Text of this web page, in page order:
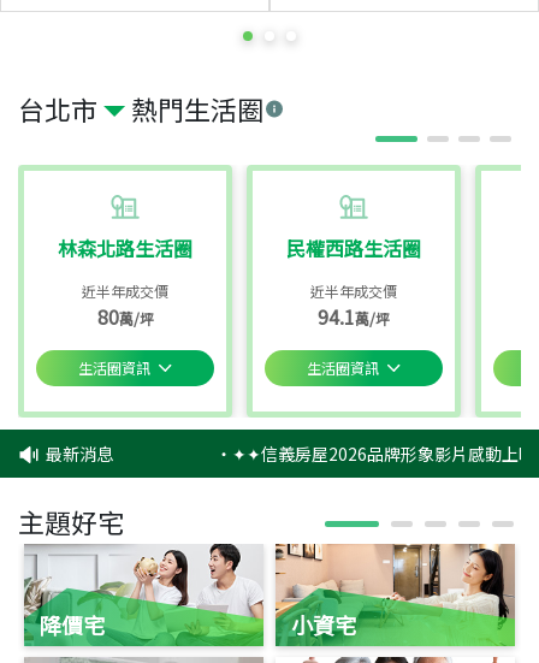
台北市 熱門生活圈
林森北路生活圈
近半年成交價
80萬/坪
生活圈資訊
民權西路生活圈
近半年成交價
94.1萬/坪
生活圈資訊
最新消息 ‧✦✦信義房屋2026品牌形象影片感動上
主題好宅
降價宅 小資宅